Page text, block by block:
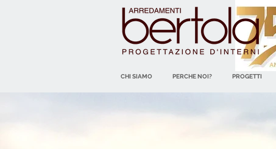
CHI SIAMO PERCHE NOI? PROGETTI